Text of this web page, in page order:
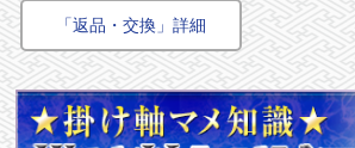
「返品・交換」詳細